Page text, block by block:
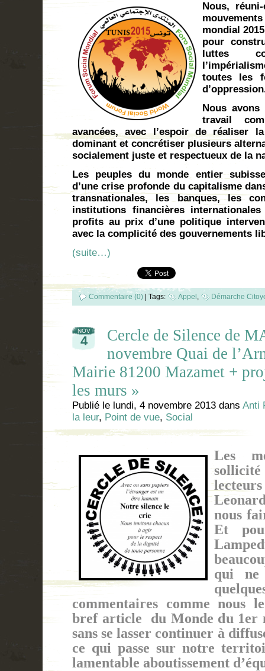
Nous,
mondial
pour
luttes
toutes les
Nous
travail
avancées, avec l’espoir de réaliser
dominant et concrétiser plusieurs
socialement juste et respectueux de la
Les peuples du monde entier
d’une crise profonde du capitalisme
transnationales, les banques, les
institutions financières
profits au prix d’une politique
avec la complicité des gouvernements
(suite…)
Commentaire (0) Tags: Appel , Démarche
NOV
4
Cercle de Silence de
novembre Quai de
Mairie 81200 Mazamet +
les murs »
Publié le lundi, 4 novembre 2013 dans Anti
la leur, Point de vue, Social
Les
nous
Et
qui ne
commentaires comme nous
bref article du Monde du 1er
sans se lasser continuer à
ce qui passe sur notre
lamentable aboutissement